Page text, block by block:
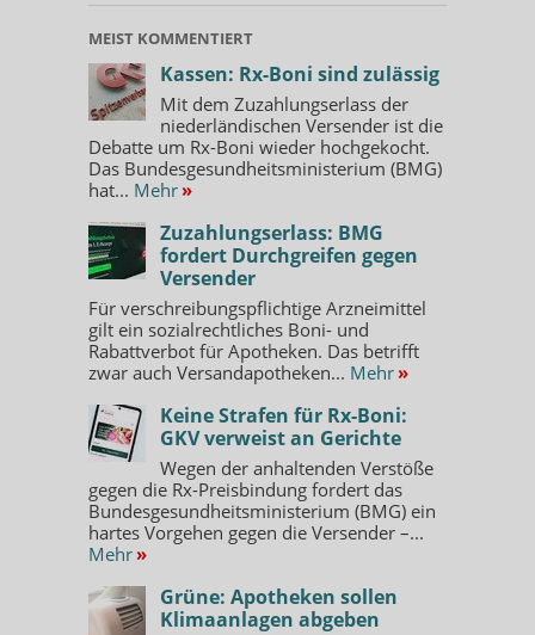
MEIST KOMMENTIERT
Kassen: Rx-Boni sind zulässig
Mit dem Zuzahlungserlass der
niederländischen Versender ist die
Debatte um Rx-Boni wieder hochgekocht.
Das Bundesgesundheitsministerium (BMG)
hat... Mehr »
Zuzahlungserlass: BMG
fordert Durchgreifen gegen
Versender
Für verschreibungspflichtige Arzneimittel
gilt ein sozialrechtliches Boni- und
Rabattverbot für Apotheken. Das betrifft
zwar auch Versandapotheken... Mehr »
Keine Strafen für Rx-Boni:
GKV verweist an Gerichte
Wegen der anhaltenden Verstöße
gegen die Rx-Preisbindung fordert das
Bundesgesundheitsministerium (BMG) ein
hartes Vorgehen gegen die Versender –...
Mehr »
Grüne: Apotheken sollen
Klimaanlagen abgeben